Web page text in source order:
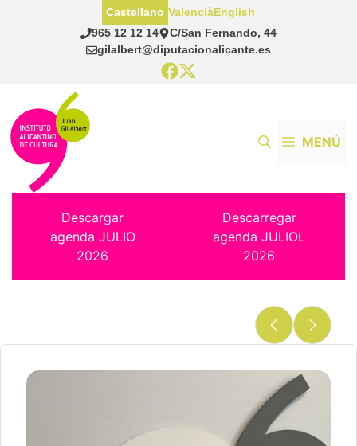
965 12 12 14
C/San Fernando, 44
gilalbert@diputacionalicante.es
Castellano ValenciàEnglish
MENÚ
Descargar
agenda JULIO
2026
Descarregar
agenda JULIOL
2026